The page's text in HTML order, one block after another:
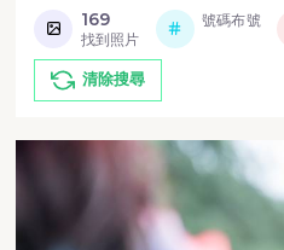
169
找到照片
號碼布號
清除搜尋